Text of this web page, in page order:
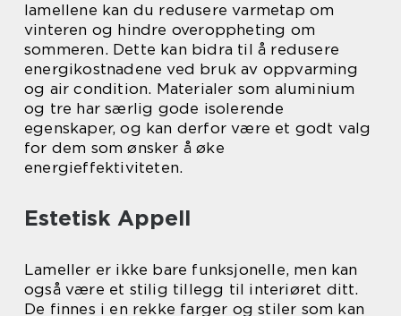
lamellene kan du redusere varmetap om
vinteren og hindre overoppheting om
sommeren. Dette kan bidra til å redusere
energikostnadene ved bruk av oppvarming
og air condition. Materialer som aluminium
og tre har særlig gode isolerende
egenskaper, og kan derfor være et godt valg
for dem som ønsker å øke
energieffektiviteten.
Estetisk Appell
Lameller er ikke bare funksjonelle, men kan
også være et stilig tillegg til interiøret ditt.
De finnes i en rekke farger og stiler som kan